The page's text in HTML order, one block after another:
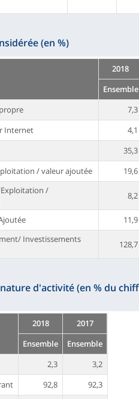
(en %)
2018
Ensemble
7,3
Internet
4,1
35,3
/ valeur ajoutée
19,6
/
8,2
11,9
Investissements
128,7
d'activité (en % du
2018
2017
Ensemble
Ensemble
2,3
3,2
92,8
92,3